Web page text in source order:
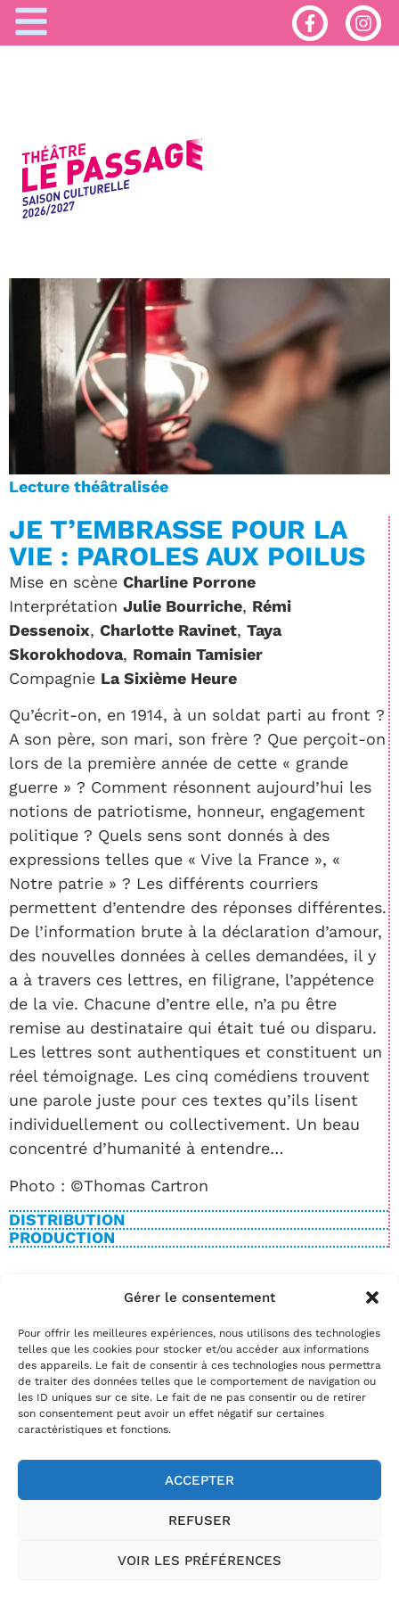
Gérer le consentement
Pour offrir les meilleures expériences, nous utilisons des technologies
telles que les cookies pour stocker et/ou accéder aux informations
des appareils. Le fait de consentir à ces technologies nous permettra
de traiter des données telles que le comportement de navigation ou
les ID uniques sur ce site. Le fait de ne pas consentir ou de retirer
son consentement peut avoir un effet négatif sur certaines
caractéristiques et fonctions.
ACCEPTER
REFUSER
VOIR LES PRÉFÉRENCES
Lecture théâtralisée
JE T’EMBRASSE POUR LA
VIE : PAROLES AUX POILUS
Mise en scène Charline Porrone
Interprétation Julie Bourriche, Rémi
Dessenoix, Charlotte Ravinet, Taya
Skorokhodova, Romain Tamisier
Compagnie La Sixième Heure
Qu’écrit-on, en 1914, à un soldat parti au front ?
A son père, son mari, son frère ? Que perçoit-on
lors de la première année de cette « grande
guerre » ? Comment résonnent aujourd’hui les
notions de patriotisme, honneur, engagement
politique ? Quels sens sont donnés à des
expressions telles que « Vive la France », «
Notre patrie » ? Les différents courriers
permettent d’entendre des réponses différentes.
De l’information brute à la déclaration d’amour,
des nouvelles données à celles demandées, il y
a à travers ces lettres, en filigrane, l’appétence
de la vie. Chacune d’entre elle, n’a pu être
remise au destinataire qui était tué ou disparu.
Les lettres sont authentiques et constituent un
réel témoignage. Les cinq comédiens trouvent
une parole juste pour ces textes qu’ils lisent
individuellement ou collectivement. Un beau
concentré d’humanité à entendre…
Photo : ©Thomas Cartron
DISTRIBUTION
PRODUCTION
Date(s)
Réservez
par téléphone au02.35.29.22.81
par mailinfo@theatrelepassage.fr
02.35.29.22.81
du mardi au vendredi de 13h30 à 18h et le
Théâtre Le Passage, 54 rue Jules Ferry, 76400 Fécamp